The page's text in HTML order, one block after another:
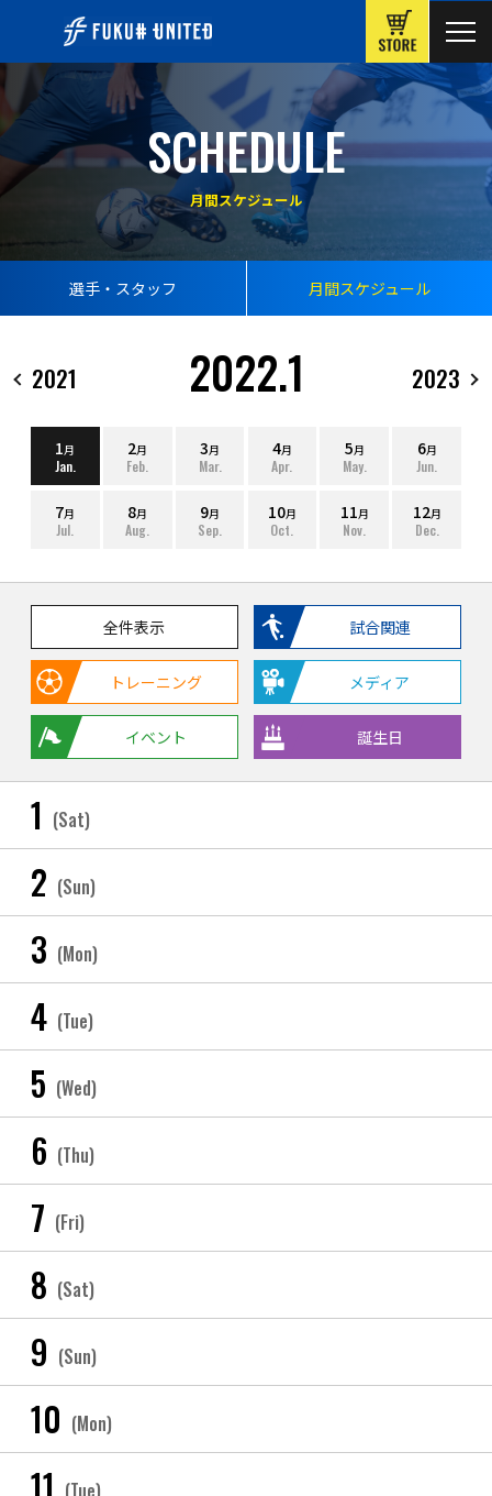
SCHEDULE
月間スケジュール
選手・スタッフ 月間スケジュール
2022.1
2021 2023
1月
Jan.
2月
Feb.
3月
Mar.
4月
Apr.
5月
May.
6月
Jun.
7月
Jul.
8月
Aug.
9月
Sep.
10月
Oct.
11月
Nov.
12月
Dec.
全件表示 試合関連
トレーニング メディア
イベント 誕生日
1 (Sat)
2 (Sun)
3 (Mon)
4 (Tue)
5 (Wed)
6 (Thu)
7 (Fri)
8 (Sat)
9 (Sun)
10 (Mon)
11